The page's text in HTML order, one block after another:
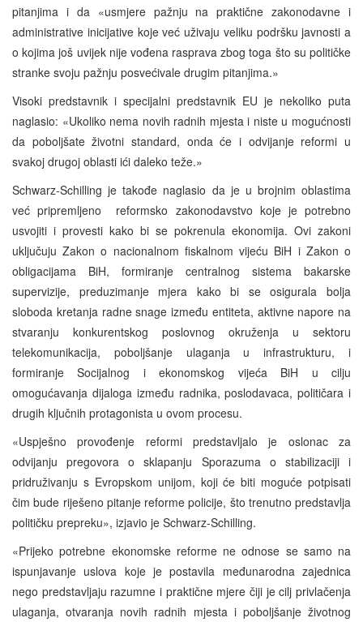
pitanjima i da «usmjere pažnju na praktične zakonodavne i
administrative inicijative koje već uživaju veliku podršku javnosti a
o kojima još uvijek nije vođena rasprava zbog toga što su političke
stranke svoju pažnju posvećivale drugim pitanjima.»
Visoki predstavnik i specijalni predstavnik EU je nekoliko puta
naglasio: «Ukoliko nema novih radnih mjesta i niste u mogućnosti
da poboljšate životni standard, onda će i odvijanje reformi u
svakoj drugoj oblasti ići daleko teže.»
Schwarz-Schilling je takođe naglasio da je u brojnim oblastima
već pripremljeno reformsko zakonodavstvo koje je potrebno
usvojiti i provesti kako bi se pokrenula ekonomija. Ovi zakoni
uključuju Zakon o nacionalnom fiskalnom vijeću BiH i Zakon o
obligacijama BiH, formiranje centralnog sistema bakarske
supervizije, preduzimanje mjera kako bi se osigurala bolja
sloboda kretanja radne snage između entiteta, aktivne napore na
stvaranju konkurentskog poslovnog okruženja u sektoru
telekomunikacija, poboljšanje ulaganja u infrastrukturu, i
formiranje Socijalnog i ekonomskog vijeća BiH u cilju
omogućavanja dijaloga između radnika, poslodavaca, političara i
drugih ključnih protagonista u ovom procesu.
«Uspješno provođenje reformi predstavljalo je oslonac za
odvijanju pregovora o sklapanju Sporazuma o stabilizaciji i
pridruživanju s Evropskom unijom, koji će biti moguće potpisati
čim bude riješeno pitanje reforme policije, što trenutno predstavlja
političku prepreku», izjavio je Schwarz-Schilling.
«Prijeko potrebne ekonomske reforme ne odnose se samo na
ispunjavanje uslova koje je postavila međunarodna zajednica
nego predstavljaju razumne i praktične mjere čiji je cilj privlačenja
ulaganja, otvaranja novih radnih mjesta i poboljšanje životnog